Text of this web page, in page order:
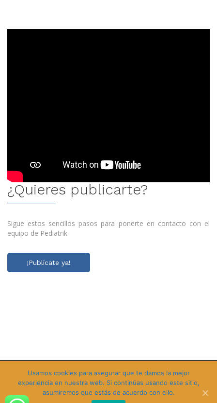
¿Quieres publicarte?
Sigue estos sencillos pasos para ponerte en contacto con el
equipo de Pediatrik
¡Publícate ya!
Copyright © 2020 Pediatrik, todos los derechos reservados |Aviso
de privacidad| Sitio desarrollado por
Usamos cookies para asegurar que te damos la mejor
experiencia en nuestra web. Si continúas usando este sitio,
asumiremos que estás de acuerdo con ello.